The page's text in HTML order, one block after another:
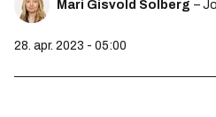
Mari Gisvold Solberg –
28. apr. 2023 - 05:00